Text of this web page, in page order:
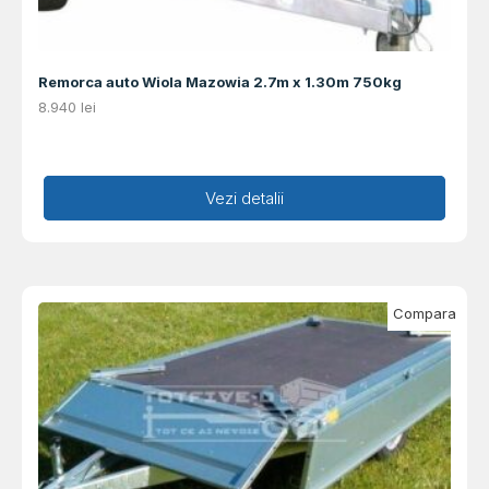
Remorca auto Wiola Mazowia 2.7m x 1.30m 750kg
8.940 lei
Adaugă în coș
Vezi detalii
Compara